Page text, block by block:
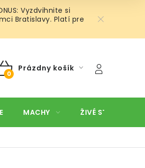
Vyzdvihnite si
Bratislavy. Platí pre
Prázdny košík
MACHY ŽIVÉ STENY